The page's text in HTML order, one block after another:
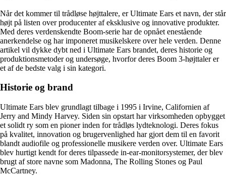
Når det kommer til trådløse højttalere, er Ultimate Ears et navn, der står
højt på listen over producenter af eksklusive og innovative produkter.
Med deres verdenskendte Boom-serie har de opnået enestående
anerkendelse og har imponeret musikelskere over hele verden. Denne
artikel vil dykke dybt ned i Ultimate Ears brandet, deres historie og
produktionsmetoder og undersøge, hvorfor deres Boom 3-højttaler er
et af de bedste valg i sin kategori.
Historie og brand
Ultimate Ears blev grundlagt tilbage i 1995 i Irvine, Californien af
Jerry and Mindy Harvey. Siden sin opstart har virksomheden opbygget
et solidt ry som en pioner inden for trådløs lydteknologi. Deres fokus
på kvalitet, innovation og brugervenlighed har gjort dem til en favorit
blandt audiofile og professionelle musikere verden over. Ultimate Ears
blev hurtigt kendt for deres tilpassede in-ear-monitorsystemer, der blev
brugt af store navne som Madonna, The Rolling Stones og Paul
McCartney.